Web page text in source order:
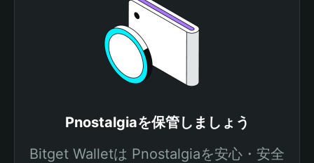
Pnostalgiaを保管しましょう
Bitget Walletは Pnostalgiaを安心・安全